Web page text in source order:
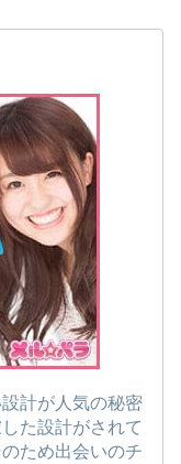
計が人気の秘密
た設計がされて
ため出会いのチ